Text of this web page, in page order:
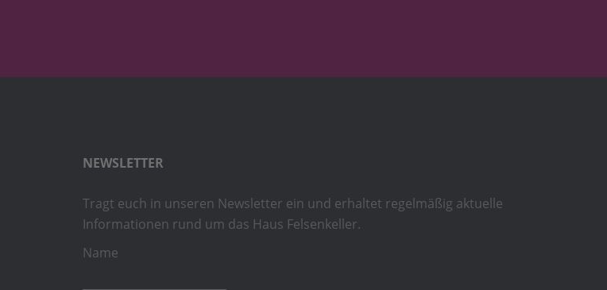
NEWSLETTER
Tragt euch in unseren Newsletter ein und erhaltet regelmäßig aktuelle
Informationen rund um das Haus Felsenkeller.
Name